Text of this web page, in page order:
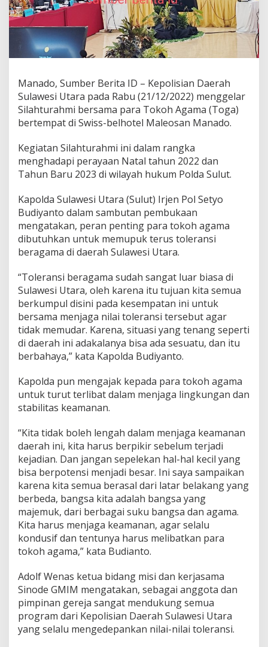
t
u
r
a
h
m
B
e
s
a
a
p
a
r
T
o
g
Manado, Sumber Berita ID – Kepolisian Daerah
Sulawesi Utara pada Rabu (21/12/2022) menggelar
Silahturahmi bersama para Tokoh Agama (Toga)
bertempat di Swiss-belhotel Maleosan Manado.
Kegiatan Silahturahmi ini dalam rangka
menghadapi perayaan Natal tahun 2022 dan
Tahun Baru 2023 di wilayah hukum Polda Sulut.
Kapolda Sulawesi Utara (Sulut) Irjen Pol Setyo
Budiyanto dalam sambutan pembukaan
mengatakan, peran penting para tokoh agama
dibutuhkan untuk memupuk terus toleransi
beragama di daerah Sulawesi Utara.
“Toleransi beragama sudah sangat luar biasa di
Sulawesi Utara, oleh karena itu tujuan kita semua
berkumpul disini pada kesempatan ini untuk
bersama menjaga nilai toleransi tersebut agar
tidak memudar. Karena, situasi yang tenang seperti
di daerah ini adakalanya bisa ada sesuatu, dan itu
berbahaya,” kata Kapolda Budiyanto.
Kapolda pun mengajak kepada para tokoh agama
untuk turut terlibat dalam menjaga lingkungan dan
stabilitas keamanan.
“Kita tidak boleh lengah dalam menjaga keamanan
daerah ini, kita harus berpikir sebelum terjadi
kejadian. Dan jangan sepelekan hal-hal kecil yang
bisa berpotensi menjadi besar. Ini saya sampaikan
karena kita semua berasal dari latar belakang yang
berbeda, bangsa kita adalah bangsa yang
majemuk, dari berbagai suku bangsa dan agama.
Kita harus menjaga keamanan, agar selalu
kondusif dan tentunya harus melibatkan para
tokoh agama,” kata Budianto.
Adolf Wenas ketua bidang misi dan kerjasama
Sinode GMIM mengatakan, sebagai anggota dan
pimpinan gereja sangat mendukung semua
program dari Kepolisian Daerah Sulawesi Utara
yang selalu mengedepankan nilai-nilai toleransi.